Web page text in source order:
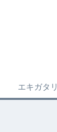
エキガタリ